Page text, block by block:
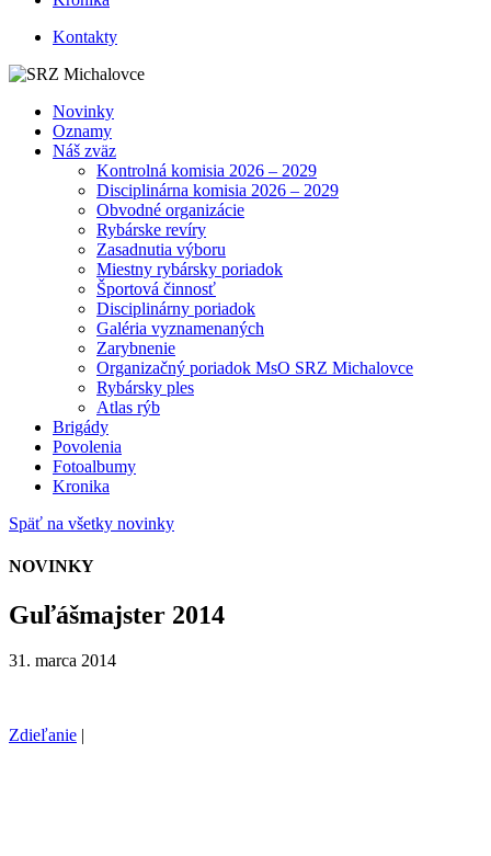
Kontakty
Novinky
Oznamy
Náš zväz
Kontrolná komisia 2026 – 2029
Disciplinárna komisia 2026 – 2029
Obvodné organizácie
Rybárske revíry
Zasadnutia výboru
Miestny rybársky poriadok
Športová činnosť
Disciplinárny poriadok
Galéria vyznamenaných
Zarybnenie
Organizačný poriadok MsO SRZ Michalovce
Rybársky ples
Atlas rýb
Brigády
Povolenia
Fotoalbumy
Kronika
Späť na všetky novinky
NOVINKY
Guľášmajster 2014
31. marca 2014
Zdieľanie |